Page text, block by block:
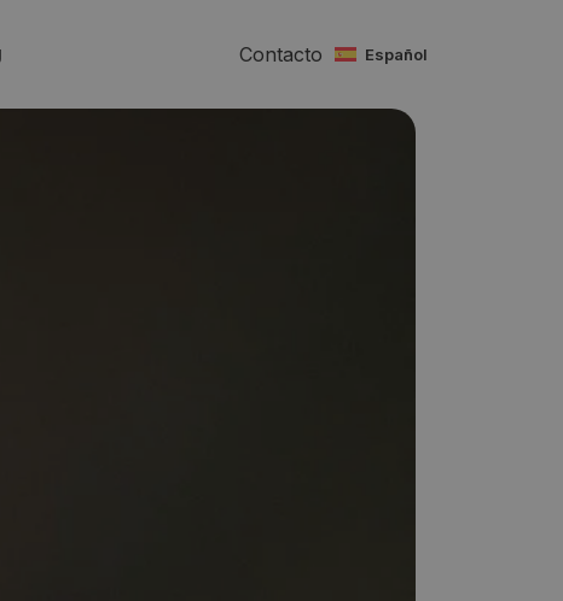
Contacto español